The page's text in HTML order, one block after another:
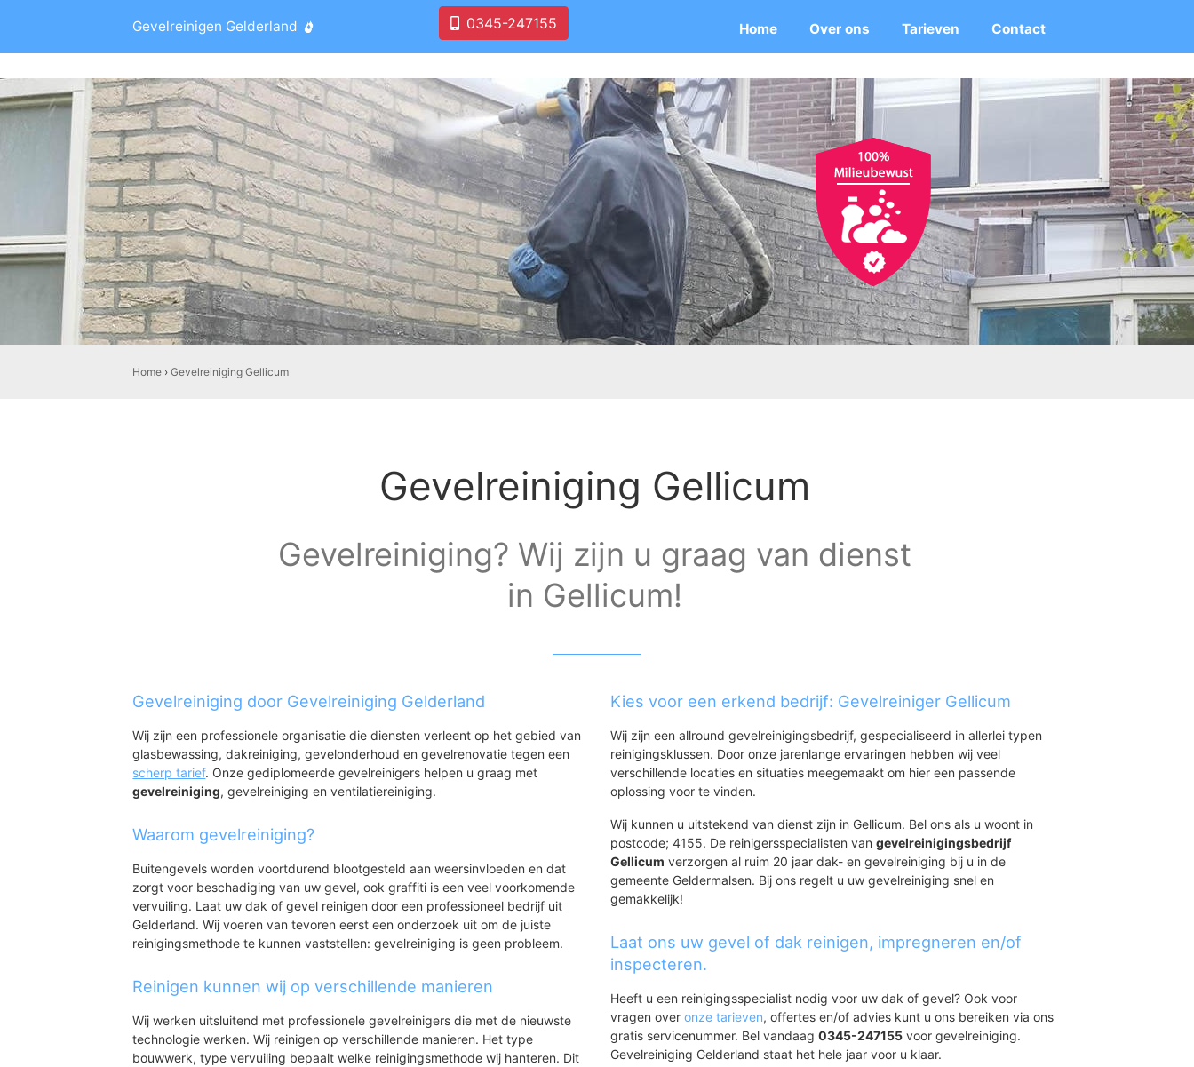
Gevelreinigen Gelderland 0345-247155 Home Over ons Tarieven Contact
Home ›Gevelreiniging Gellicum
Gevelreiniging Gellicum
Gevelreiniging? Wij zijn u graag van dienst
in Gellicum!
Gevelreiniging door Gevelreiniging Gelderland
Wij zijn een professionele organisatie die diensten verleent op het gebied van
glasbewassing, dakreiniging, gevelonderhoud en gevelrenovatie tegen een
scherp tarief. Onze gediplomeerde gevelreinigers helpen u graag met
gevelreiniging, gevelreiniging en ventilatiereiniging.
Waarom gevelreiniging?
Buitengevels worden voortdurend blootgesteld aan weersinvloeden en dat
zorgt voor beschadiging van uw gevel, ook graffiti is een veel voorkomende
vervuiling. Laat uw dak of gevel reinigen door een professioneel bedrijf uit
Gelderland. Wij voeren van tevoren eerst een onderzoek uit om de juiste
reinigingsmethode te kunnen vaststellen: gevelreiniging is geen probleem.
Reinigen kunnen wij op verschillende manieren
Wij werken uitsluitend met professionele gevelreinigers die met de nieuwste
technologie werken. Wij reinigen op verschillende manieren. Het type
bouwwerk, type vervuiling bepaalt welke reinigingsmethode wij hanteren. Dit
Kies voor een erkend bedrijf: Gevelreiniger Gellicum
Wij zijn een allround gevelreinigingsbedrijf, gespecialiseerd in allerlei typen
reinigingsklussen. Door onze jarenlange ervaringen hebben wij veel
verschillende locaties en situaties meegemaakt om hier een passende
oplossing voor te vinden.
Wij kunnen u uitstekend van dienst zijn in Gellicum. Bel ons als u woont in
postcode; 4155. De reinigersspecialisten van gevelreinigingsbedrijf
Gellicum verzorgen al ruim 20 jaar dak- en gevelreiniging bij u in de
gemeente Geldermalsen. Bij ons regelt u uw gevelreiniging snel en
gemakkelijk!
Laat ons uw gevel of dak reinigen, impregneren en/of
inspecteren.
Heeft u een reinigingsspecialist nodig voor uw dak of gevel? Ook voor
vragen over onze tarieven, offertes en/of advies kunt u ons bereiken via ons
gratis servicenummer. Bel vandaag 0345-247155 voor gevelreiniging.
Gevelreiniging Gelderland staat het hele jaar voor u klaar.